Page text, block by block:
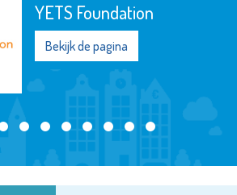
YETS Foundation
Bekijk de pagina